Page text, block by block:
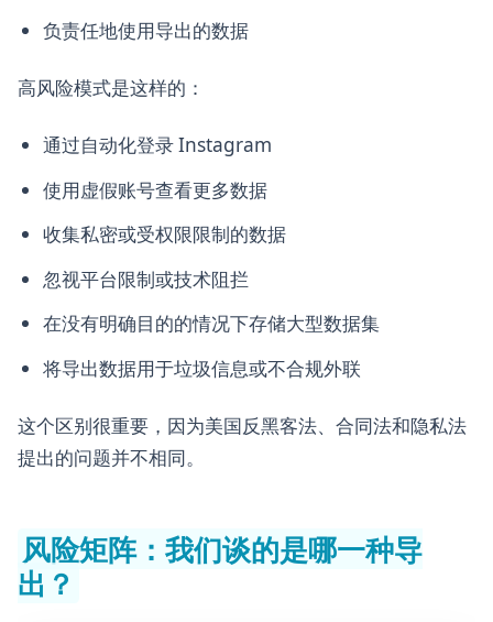
负责任地使用导出的数据
高风险模式是这样的：
通过自动化登录 Instagram
使用虚假账号查看更多数据
收集私密或受权限限制的数据
忽视平台限制或技术阻拦
在没有明确目的的情况下存储大型数据集
将导出数据用于垃圾信息或不合规外联
这个区别很重要，因为美国反黑客法、合同法和隐私法
提出的问题并不相同。
风险矩阵：我们谈的是哪一种导
出？